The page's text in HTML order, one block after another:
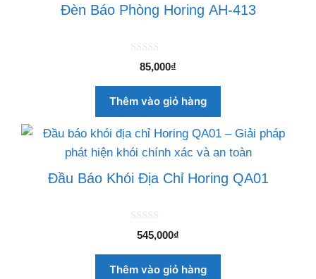
Đèn Báo Phòng Horing AH-413
à
85,000₫
Thêm vào giỏ hàng
Đầu Báo Khói Địa Chỉ Horing QA01
à
545,000₫
Thêm vào giỏ hàng